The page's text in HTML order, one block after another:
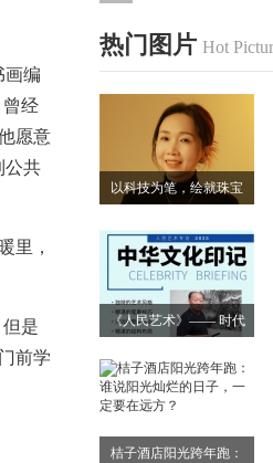
编
曾经
愿意
公共
里，
是
前学
热门图片 Hot
以科技为笔，绘就珠宝
《人民艺术》—— 时代
专访王万宏
桔子酒店阳光跨年跑：